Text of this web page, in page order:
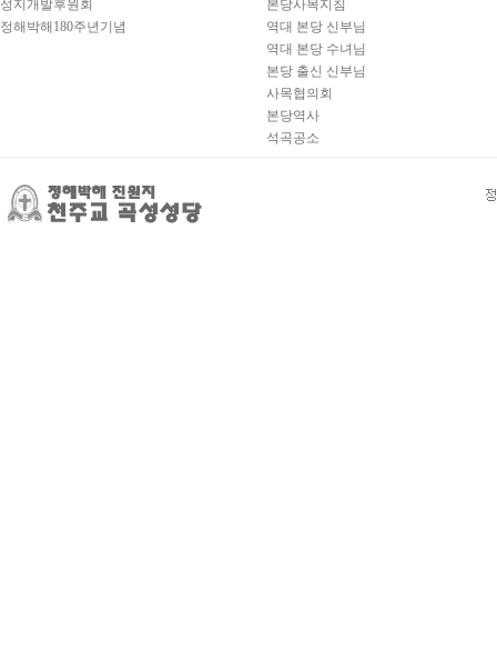
성지개발후원회
정해박해180주년기념
본당사목지침
역대 본당 신부님
역대 본당 수녀님
본당 출신 신부님
사목협의회
본당역사
석곡공소